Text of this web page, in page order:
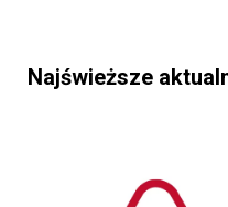
Najświeższe